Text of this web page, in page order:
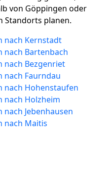
von Göppingen oder
Standorts planen.
nach Kernstadt
nach Bartenbach
nach Bezgenriet
nach Faurndau
nach Hohenstaufen
nach Holzheim
Jebenhausen
nach Maitis